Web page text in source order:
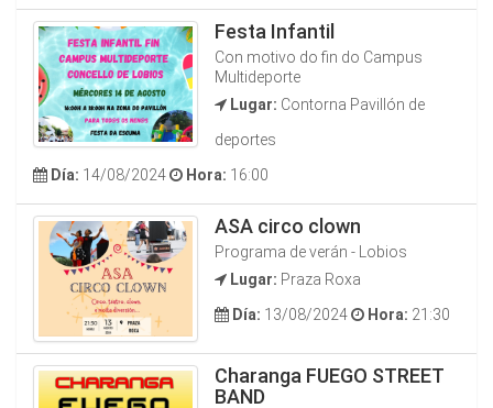
Festa Infantil
Con motivo do fin do Campus
Multideporte
Lugar: Contorna Pavillón de
deportes
Día: 14/08/2024 Hora: 16:00
ASA circo clown
Programa de verán - Lobios
Lugar: Praza Roxa
Día: 13/08/2024 Hora: 21:30
Charanga FUEGO STREET
BAND